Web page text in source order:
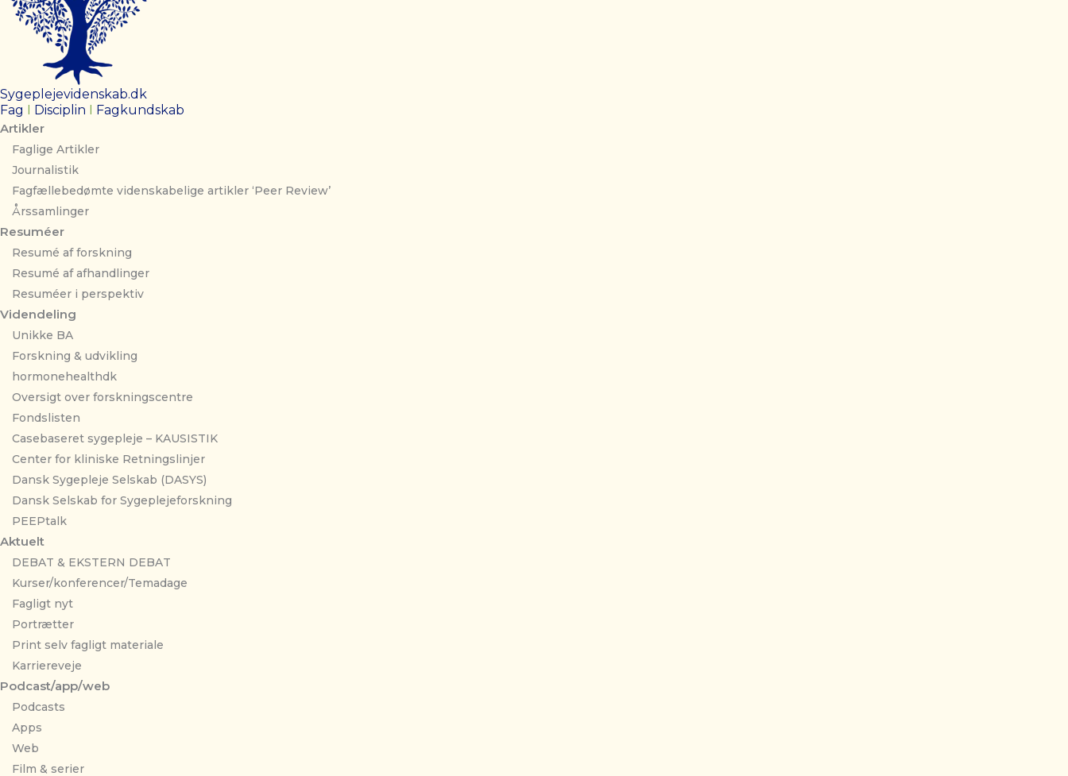
Sygeplejevidenskab.dk
Fag I Disciplin I Fagkundskab
Artikler
Faglige Artikler
Journalistik
Fagfællebedømte videnskabelige artikler ‘Peer Review’
Årssamlinger
Resuméer
Resumé af forskning
Resumé af afhandlinger
Resuméer i perspektiv
Videndeling
Unikke BA
Forskning & udvikling
hormonehealthdk
Oversigt over forskningscentre
Fondslisten
Casebaseret sygepleje – KAUSISTIK
Center for kliniske Retningslinjer
Dansk Sygepleje Selskab (DASYS)
Dansk Selskab for Sygeplejeforskning
PEEPtalk
Aktuelt
DEBAT & EKSTERN DEBAT
Kurser/konferencer/Temadage
Fagligt nyt
Portrætter
Print selv fagligt materiale
Karriereveje
Podcast/app/web
Podcasts
Apps
Web
Film & serier